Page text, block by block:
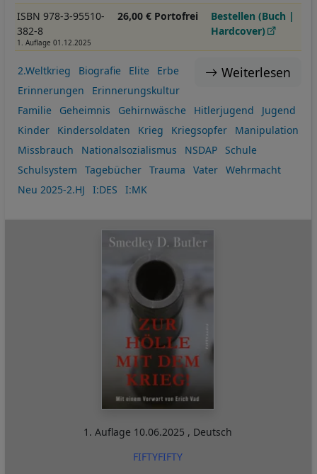
ISBN 978-3-95510-
382-8
1. Auflage 01.12.2025
26,00 € Portofrei
Bestellen (Buch |
Hardcover)
Weiterlesen
2.Weltkrieg Biografie Elite
Erbe
Erinnerungen
Erinnerungskultur
Familie
Geheimnis Gehirnwäsche Hitlerjugend
Jugend
Kinder
Kindersoldaten Krieg Kriegsopfer
Manipulation
Missbrauch
Nationalsozialismus NSDAP
Schule
Schulsystem
Tagebücher Trauma Vater
Wehrmacht
Neu 2025-2.HJ
I:DES I:MK
1. Auflage 10.06.2025 , Deutsch
FIFTYFIFTY